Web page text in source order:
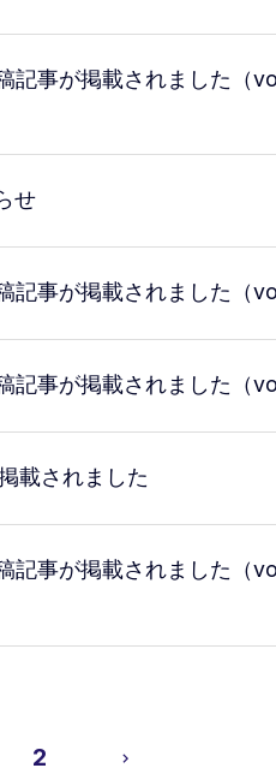
記事が掲載されました（
せ
記事が掲載されました（
記事が掲載されました（
載されました
記事が掲載されました（
2